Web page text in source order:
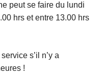
peut se faire du lundi
hrs et entre 13.00 hrs
s’il n’y a
!